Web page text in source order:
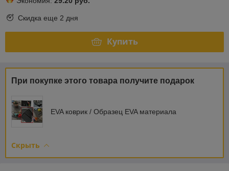
Скидка еще 2 дня
Купить
При покупке этого товара получите подарок
EVA коврик / Образец EVA материала
Скрыть